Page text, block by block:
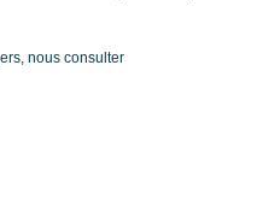
nous consulter